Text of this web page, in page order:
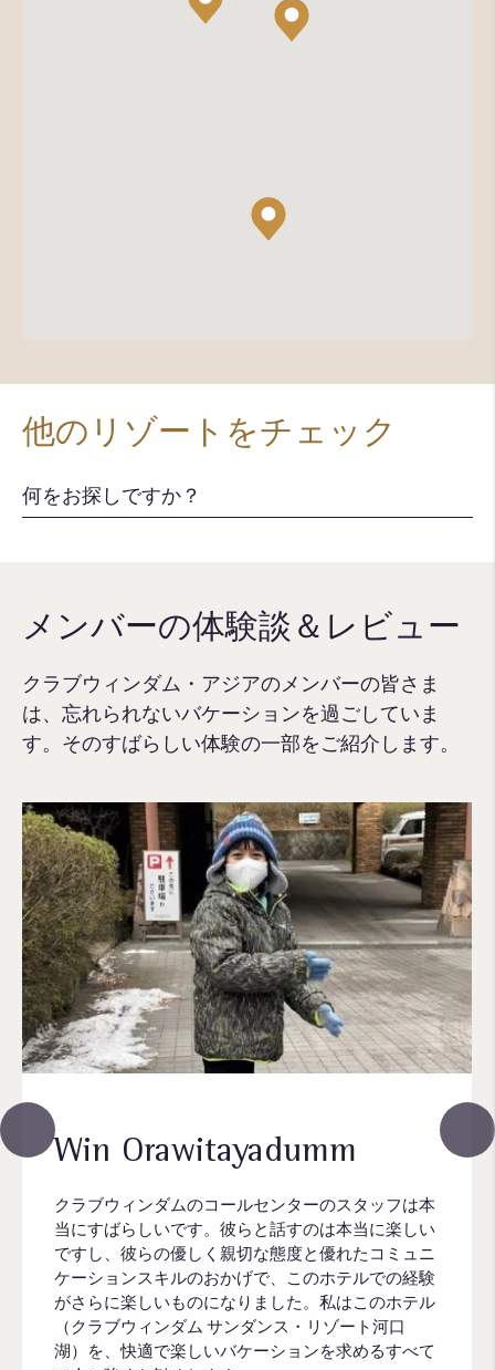
他のリゾートをチェック
Win Orawitayadumm
クラブウィンダムのコールセンターのスタッフは本
当にすばらしいです。彼らと話すのは本当に楽しい
ですし、彼らの優しく親切な態度と優れたコミュニ
ケーションスキルのおかげで、このホテルでの経験
がさらに楽しいものになりました。私はこのホテル
（クラブウィンダム サンダンス・リゾート河口
湖）を、快適で楽しいバケーションを求めるすべて
メンバーの体験談＆レビュー
クラブウィンダム・アジアのメンバーの皆さま
は、忘れられないバケーションを過ごしていま
す。そのすばらしい体験の一部をご紹介します。